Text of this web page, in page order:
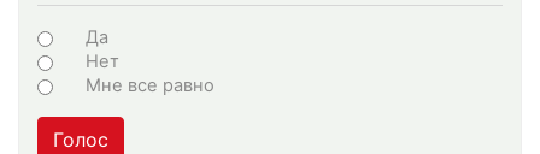
Варіанти
Да
Нет
Мне все равно
Голос